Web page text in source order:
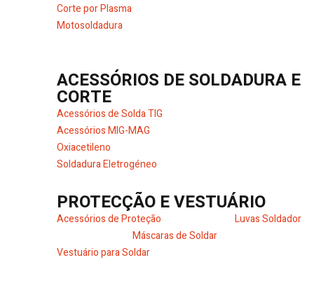
Corte por Plasma
Motosoldadura
ACESSÓRIOS DE SOLDADURA E
CORTE
Acessórios de Solda TIG
Acessórios MIG-MAG
Oxiacetileno
Soldadura Eletrogéneo
PROTECÇÃO E VESTUÁRIO
Acessórios de Proteção
Luvas Soldador
Máscaras de Soldar
Vestuário para Soldar